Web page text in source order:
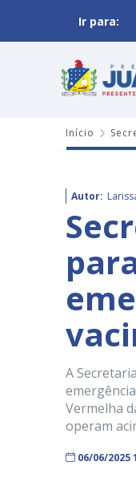
Ir para:
Início
Autor:
A
Vermelha
operam
06/06/2025